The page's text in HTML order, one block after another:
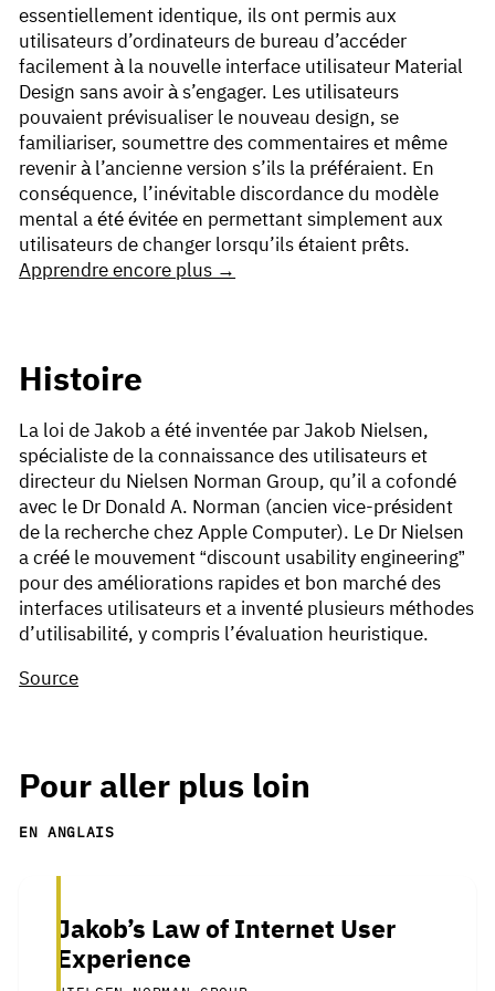
essentiellement identique, ils ont permis aux
utilisateurs d’ordinateurs de bureau d’accéder
facilement à la nouvelle interface utilisateur Material
Design sans avoir à s’engager. Les utilisateurs
pouvaient prévisualiser le nouveau design, se
familiariser, soumettre des commentaires et même
revenir à l’ancienne version s’ils la préféraient. En
conséquence, l’inévitable discordance du modèle
mental a été évitée en permettant simplement aux
utilisateurs de changer lorsqu’ils étaient prêts.
Apprendre encore plus →
Histoire
La loi de Jakob a été inventée par Jakob Nielsen,
spécialiste de la connaissance des utilisateurs et
directeur du Nielsen Norman Group, qu’il a cofondé
avec le Dr Donald A. Norman (ancien vice-président
de la recherche chez Apple Computer). Le Dr Nielsen
a créé le mouvement “discount usability engineering”
pour des améliorations rapides et bon marché des
interfaces utilisateurs et a inventé plusieurs méthodes
d’utilisabilité, y compris l’évaluation heuristique.
Source
Pour aller plus loin
EN ANGLAIS
Jakob’s Law of Internet User
Experience